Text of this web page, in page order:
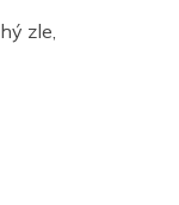
zle,